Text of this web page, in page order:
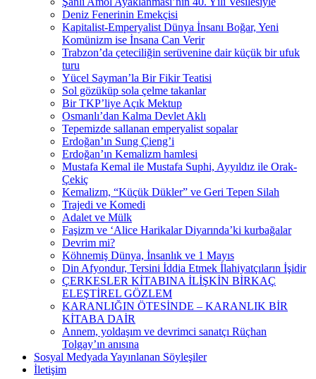
Deniz Fenerinin Emekçisi
Kapitalist-Emperyalist Dünya İnsanı Boğar, Yeni
Komünizm ise İnsana Can Verir
Trabzon’da çeteciliğin serüvenine dair küçük bir ufuk
turu
Yücel Sayman’la Bir Fikir Teatisi
Sol gözüküp sola çelme takanlar
Bir TKP’liye Açık Mektup
Osmanlı’dan Kalma Devlet Aklı
Tepemizde sallanan emperyalist sopalar
Erdoğan’ın Sung Çieng’i
Erdoğan’ın Kemalizm hamlesi
Mustafa Kemal ile Mustafa Suphi, Ayyıldız ile Orak-
Çekiç
Kemalizm, “Küçük Dükler” ve Geri Tepen Silah
Trajedi ve Komedi
Adalet ve Mülk
Faşizm ve ‘Alice Harikalar Diyarında’ki kurbağalar
Devrim mi?
Köhnemiş Dünya, İnsanlık ve 1 Mayıs
Din Afyondur, Tersini İddia Etmek İlahiyatçıların İşidir
ÇERKESLER KİTABINA İLİŞKİN BİRKAÇ
ELEŞTİREL GÖZLEM
KARANLIĞIN ÖTESİNDE – KARANLIK BİR
KİTABA DAİR
Annem, yoldaşım ve devrimci sanatçı Rüçhan
Tolgay’ın anısına
Sosyal Medyada Yayınlanan Söyleşiler
İletişim